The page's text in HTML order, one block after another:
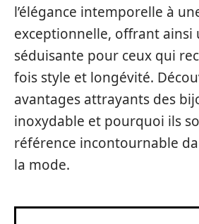
l’élégance intemporelle à
exceptionnelle, offrant ainsi
séduisante pour ceux qui
fois style et longévité.
avantages attrayants des
inoxydable et pourquoi ils
référence incontournable
la mode.